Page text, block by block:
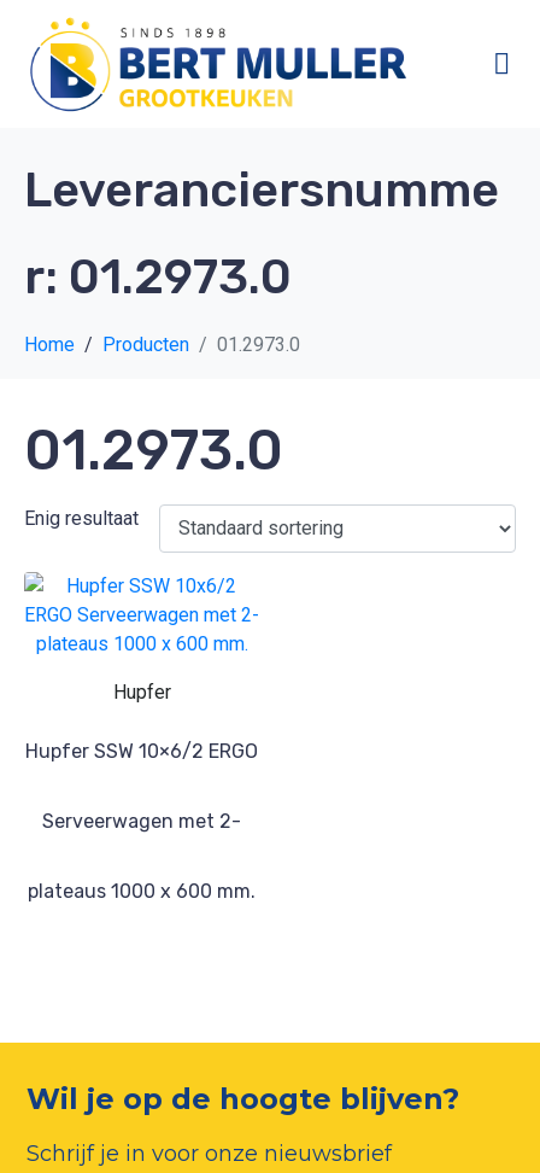
Leveranciersnumme
r: 01.2973.0
Home Producten 01.2973.0
01.2973.0
Enig resultaat
Hupfer
Hupfer SSW 10×6/2 ERGO
Serveerwagen met 2-
plateaus 1000 x 600 mm.
Wil je op de hoogte blijven?
Schrijf je in voor onze nieuwsbrief